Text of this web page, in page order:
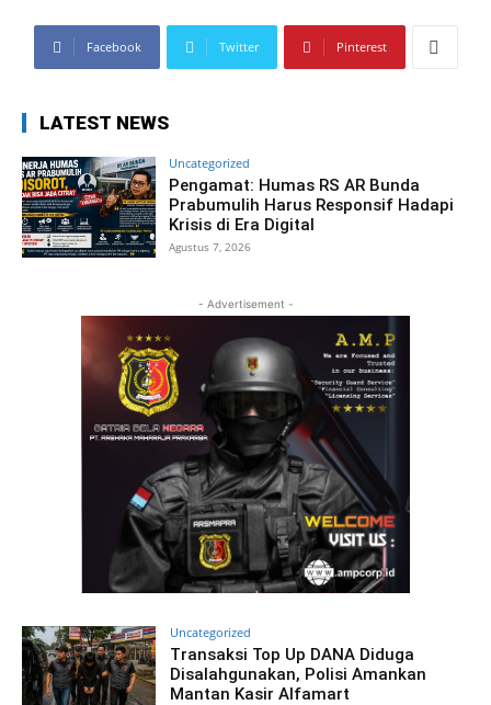
Facebook Twitter Pinterest
LATEST NEWS
Uncategorized
Pengamat: Humas RS AR Bunda
Prabumulih Harus Responsif Hadapi
Krisis di Era Digital
Agustus 7, 2026
- Advertisement -
Uncategorized
Transaksi Top Up DANA Diduga
Disalahgunakan, Polisi Amankan
Mantan Kasir Alfamart